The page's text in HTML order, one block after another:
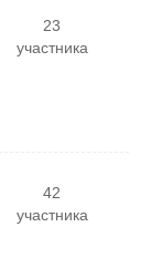
23
участника
42
участника